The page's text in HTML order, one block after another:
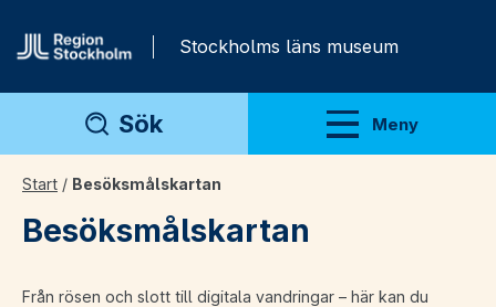
Stockholms läns museum
Sök Meny
Visa meny
Start / Besöksmålskartan
Besöksmålskartan
Från rösen och slott till digitala vandringar – här kan du